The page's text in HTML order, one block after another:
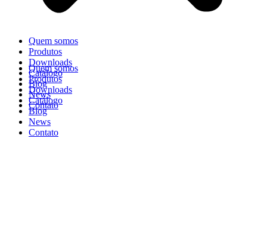
Quem somos
Produtos
Downloads
Catálogo
Blog
News
Contato
Quem somos
Produtos
Downloads
Catálogo
Blog
News
Contato